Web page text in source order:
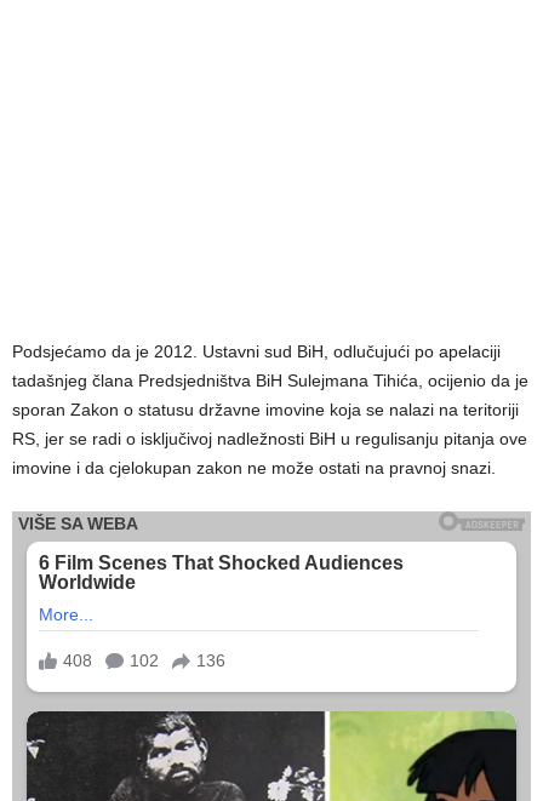
Podsjećamo da je 2012. Ustavni sud BiH, odlučujući po apelaciji
tadašnjeg člana Predsjedništva BiH Sulejmana Tihića, ocijenio da je
sporan Zakon o statusu državne imovine koja se nalazi na teritoriji
RS, jer se radi o isključivoj nadležnosti BiH u regulisanju pitanja ove
imovine i da cjelokupan zakon ne može ostati na pravnoj snazi.